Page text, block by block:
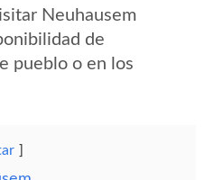
Neuhausem
de
pueblo o en los